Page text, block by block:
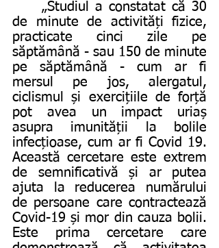
de minute de activități fizice,
practicate cinci zile pe
săptămână - sau 150 de minute
pe săptămână - cum ar fi
mersul pe jos, alergatul,
ciclismul și exercițiile de forță
pot avea un impact uriaș
asupra imunității la bolile
infecțioase, cum ar fi Covid 19.
Această cercetare este extrem
de semnificativă și ar putea
ajuta la reducerea numărului
de persoane care contractează
Covid-19 și mor din cauza bolii.
Este prima cercetare care